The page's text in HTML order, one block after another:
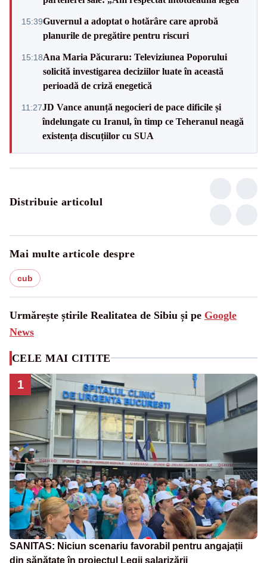
15:39Guvernul a adoptat o hotărâre care aprobă
planurile de pregătire pentru riscuri
15:18Ana Maria Păcuraru: Televiziunea Poporului
solicită investigarea deciziilor luate în această
perioadă de criză enegetică
11:27JD Vance anunță negocieri de pace dificile și
îndelungate cu Iranul, în timp ce Teheranul neagă
existența discuțiilor cu SUA
Distribuie articolul
Mai multe articole despre
cub
Urmărește știrile Realitatea de Sibiu și pe Google
News
CELE MAI CITITE
1
SANITAS: Niciun scenariu favorabil pentru angajații
din sănătate în proiectul Legii salarizării